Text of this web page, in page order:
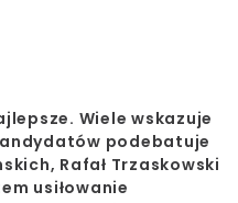
Wiele wskazuje
podebatuje
Rafał Trzaskowski
usiłowanie